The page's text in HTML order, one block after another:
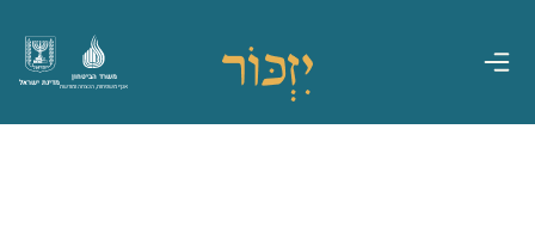
מדינת ישראל
משרד הביטחון
אגף משפחות, הנצחה ומורשת